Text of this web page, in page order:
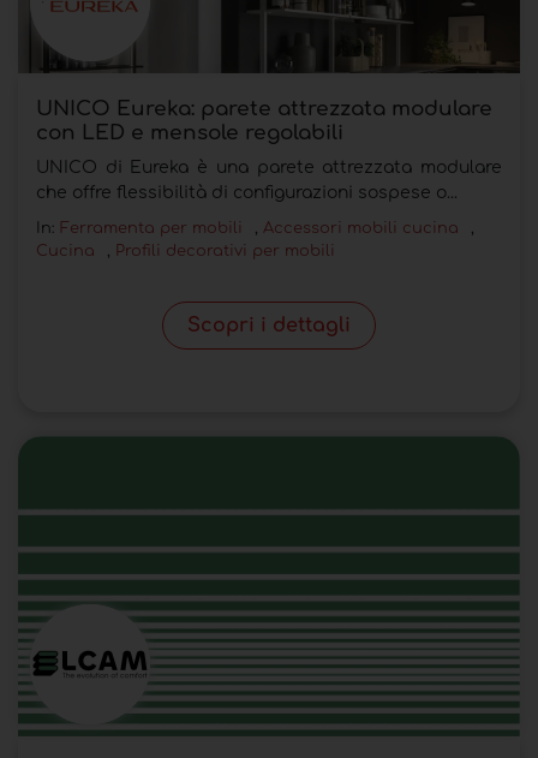
UNICO Eureka: parete attrezzata modulare
con LED e mensole regolabili
UNICO di Eureka è una parete attrezzata modulare
che offre flessibilità di configurazioni sospese o...
In: Ferramenta per mobili , Accessori mobili cucina
,
Cucina
, Profili decorativi per mobili
Scopri i dettagli